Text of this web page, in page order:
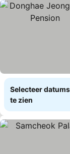
Selecteer
te zien